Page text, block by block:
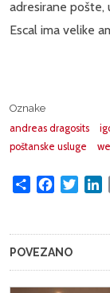
adresirane pošte,
Escal ima velike
Oznake
andreas dragosits
poštanske usluge
Share Facebook
POVEZANO